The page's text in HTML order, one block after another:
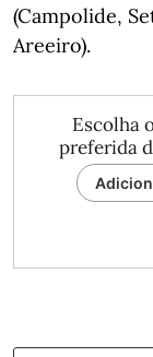
(Campolide,
Areeiro).
Escolha
preferida